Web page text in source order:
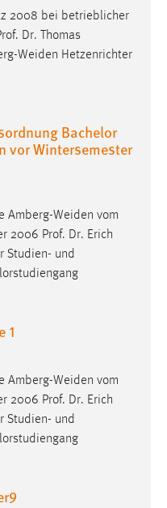
2008 bei betrieblicher
. Dr. Thomas
Weiden Hetzenrichter
Bachelor
vor Wintersemester
Amberg-Weiden vom
2006 Prof. Dr. Erich
Studien- und
1
Amberg-Weiden vom
2006 Prof. Dr. Erich
Studien- und